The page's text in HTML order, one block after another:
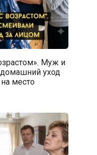
Муж и
уход
место